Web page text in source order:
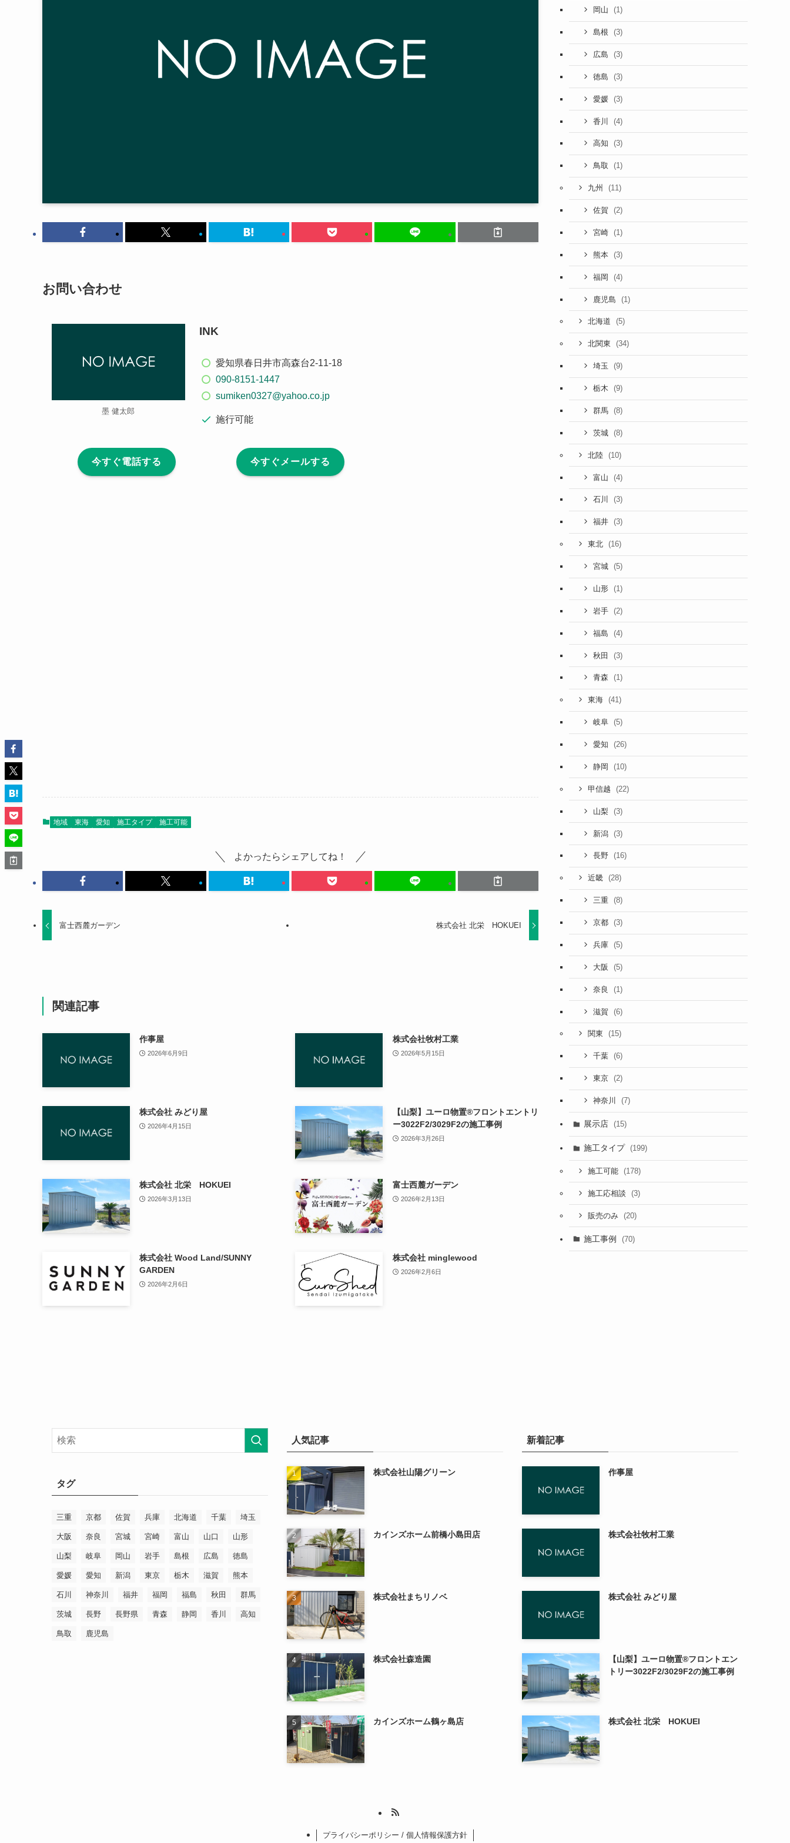
お問い合わせ
墨 健太郎
INK
愛知県春日井市高森台2-11-18
090-8151-1447
sumiken0327@yahoo.co.jp
施行可能
今すぐ電話する 今すぐメールする
地域 東海 愛知 施工タイプ 施工可能
よかったらシェアしてね！
富士西麓ガーデン 株式会社 北栄 HOKUEI
関連記事
作事屋
2026年6月9日
株式会社牧村工業
2026年5月15日
株式会社 みどり屋
2026年4月15日
【山梨】ユーロ物置®フロントエントリ
ー3022F2/3029F2の施工事例
2026年3月26日
株式会社 北栄 HOKUEI
2026年3月13日
富士西麓ガーデン
2026年2月13日
株式会社 Wood Land/SUNNY
GARDEN
2026年2月6日
株式会社 minglewood
2026年2月6日
岡山 (1)
島根 (3)
広島 (3)
徳島 (3)
愛媛 (3)
香川 (4)
高知 (3)
鳥取 (1)
九州 (11)
佐賀 (2)
宮崎 (1)
熊本 (3)
福岡 (4)
鹿児島 (1)
北海道 (5)
北関東 (34)
埼玉 (9)
栃木 (9)
群馬 (8)
茨城 (8)
北陸 (10)
富山 (4)
石川 (3)
福井 (3)
東北 (16)
宮城 (5)
山形 (1)
岩手 (2)
福島 (4)
秋田 (3)
青森 (1)
東海 (41)
岐阜 (5)
愛知 (26)
静岡 (10)
甲信越 (22)
山梨 (3)
新潟 (3)
長野 (16)
近畿 (28)
三重 (8)
京都 (3)
兵庫 (5)
大阪 (5)
奈良 (1)
滋賀 (6)
関東 (15)
千葉 (6)
東京 (2)
神奈川 (7)
展示店 (15)
施工タイプ (199)
施工可能 (178)
施工応相談 (3)
販売のみ (20)
施工事例 (70)
タグ
三重 京都 佐賀 兵庫 北海道 千葉 埼玉
大阪 奈良 宮城 宮崎 富山 山口 山形
山梨 岐阜 岡山 岩手 島根 広島 徳島
愛媛 愛知 新潟 東京 栃木 滋賀 熊本
石川 神奈川 福井 福岡 福島 秋田 群馬
茨城 長野 長野県 青森 静岡 香川 高知
鳥取 鹿児島
人気記事
株式会社山陽グリーン
カインズホーム前橋小島田店
株式会社まちリノベ
株式会社森造園
カインズホーム鶴ヶ島店
新着記事
作事屋
株式会社牧村工業
株式会社 みどり屋
【山梨】ユーロ物置®フロントエン
トリー3022F2/3029F2の施工事例
株式会社 北栄 HOKUEI
プライバシーポリシー / 個人情報保護方針